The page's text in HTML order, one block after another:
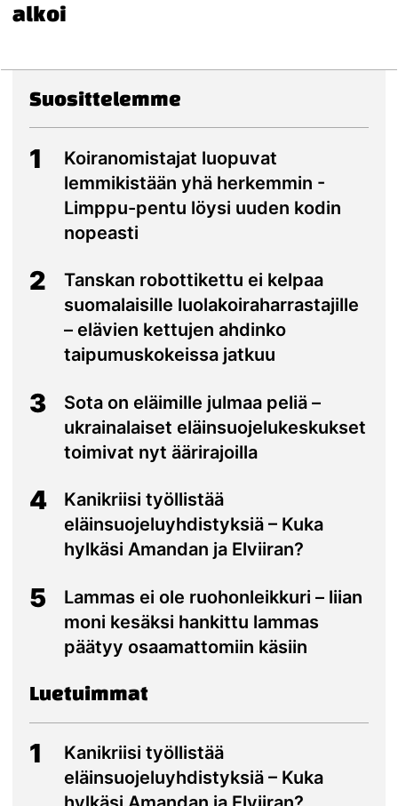
alkoi
Suosittelemme
1
Koiranomistajat luopuvat
lemmikistään yhä herkemmin -
Limppu-pentu löysi uuden kodin
nopeasti
2
Tanskan robottikettu ei kelpaa
suomalaisille luolakoiraharrastajille
– elävien kettujen ahdinko
taipumuskokeissa jatkuu
3
Sota on eläimille julmaa peliä –
ukrainalaiset eläinsuojelukeskukset
toimivat nyt äärirajoilla
4
Kanikriisi työllistää
eläinsuojeluyhdistyksiä – Kuka
hylkäsi Amandan ja Elviiran?
5
Lammas ei ole ruohonleikkuri – liian
moni kesäksi hankittu lammas
päätyy osaamattomiin käsiin
Luetuimmat
1
Kanikriisi työllistää
eläinsuojeluyhdistyksiä – Kuka